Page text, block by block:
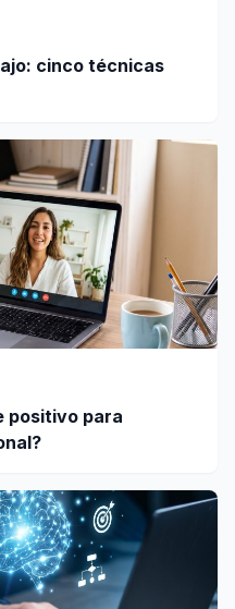
cinco técnicas
positivo para